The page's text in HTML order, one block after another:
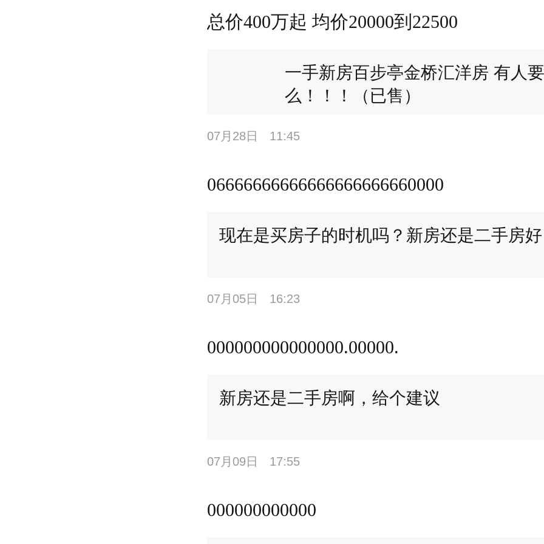
总价400万起 均价20000到22500
一手新房百步亭金桥汇洋房 有人要
么！！！（已售）
07月28日 11:45
06666666666666666666660000
现在是买房子的时机吗？新房还是二手房
07月05日 16:23
000000000000000.00000.
新房还是二手房啊，给个建议
07月09日 17:55
000000000000